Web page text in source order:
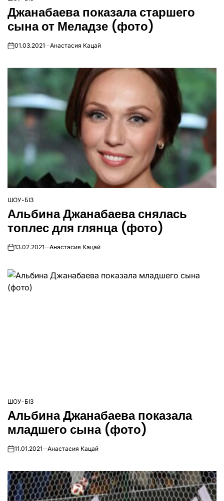
ОПУБЛІКУВАТИ
У
Джанабаева показала старшего
сына от Меладзе (фото)
on01.03.2021 Анастасия Кацай
ОПУБЛІКУВАТИ
У
ШОУ-БІЗ
Альбина Джанабаева снялась
топлес для глянца (фото)
on13.02.2021 Анастасия Кацай
ОПУБЛІКУВАТИ
У
ШОУ-БІЗ
Альбина Джанабаева показала
младшего сына (фото)
on11.01.2021 Анастасия Кацай